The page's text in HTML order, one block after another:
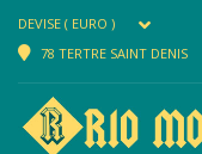
DEVISE ( EURO )
78 TERTRE SAINT DENIS